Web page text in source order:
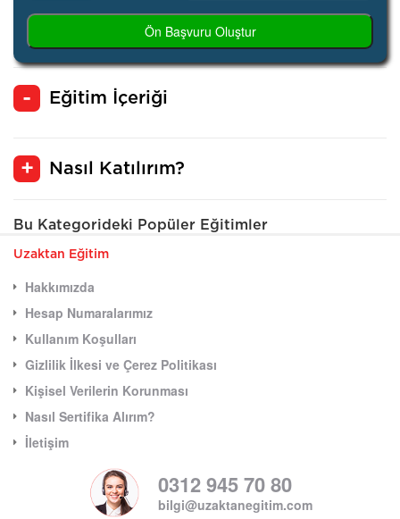
Ön Başvuru Oluştur
Eğitim İçeriği
Nasıl Katılırım?
Bu Kategorideki Popüler Eğitimler
Uzaktan Eğitim
Hakkımızda
Hesap Numaralarımız
Kullanım Koşulları
Gizlilik İlkesi ve Çerez Politikası
Kişisel Verilerin Korunması
Nasıl Sertifika Alırım?
İletişim
0312 945 70 80
bilgi@uzaktanegitim.com